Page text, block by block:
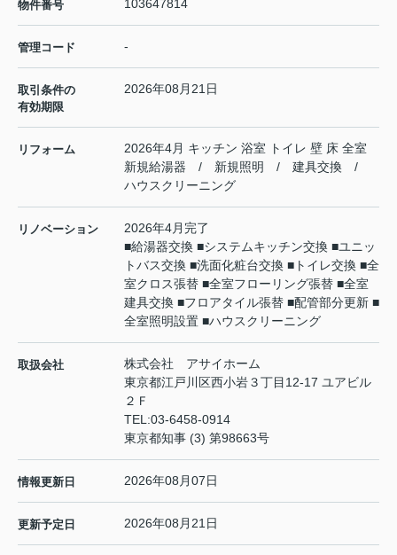
物件番号 103647814
管理コード -
取引条件の
有効期限
2026年08月21日
リフォーム
2026年4月 キッチン 浴室 トイレ 壁 床 全室
新規給湯器 / 新規照明 / 建具交換 /
ハウスクリーニング
リノベーション
2026年4月完了
■給湯器交換 ■システムキッチン交換 ■ユニッ
トバス交換 ■洗面化粧台交換 ■トイレ交換 ■全
室クロス張替 ■全室フローリング張替 ■全室
建具交換 ■フロアタイル張替 ■配管部分更新 ■
全室照明設置 ■ハウスクリーニング
取扱会社
株式会社 アサイホーム
東京都江戸川区西小岩３丁目12-17 ユアビル
２Ｆ
TEL:03-6458-0914
東京都知事 (3) 第98663号
情報更新日 2026年08月07日
更新予定日 2026年08月21日